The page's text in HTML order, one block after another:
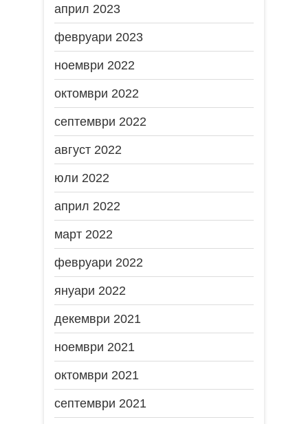
април 2023
февруари 2023
ноември 2022
октомври 2022
септември 2022
август 2022
юли 2022
април 2022
март 2022
февруари 2022
януари 2022
декември 2021
ноември 2021
октомври 2021
септември 2021